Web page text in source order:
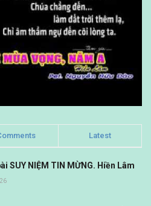
Latest
SUY NIỆM TIN MỪNG. Hiền Lâm